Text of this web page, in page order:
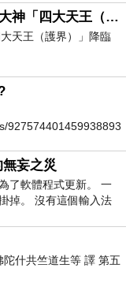
2026.7.10，第79、80、81、82尊素食大神「四大天王（護界）」降臨寶島台灣（7）
天王（護界）」降臨
927574401459938893
妄之災
了軟體程式更新。 一
掉。 沒有這個輸入法
十字降
什共竺道生等 譯 第五